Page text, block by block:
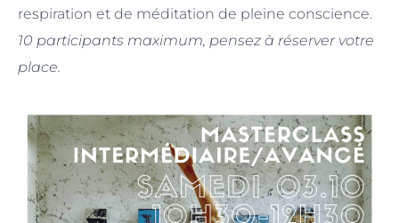
respiration et de méditation de pleine conscience.
10 participants maximum, pensez à réserver votre
place.